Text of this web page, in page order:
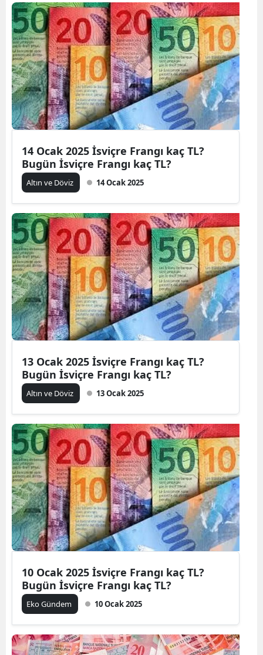
14 Ocak 2025 İsviçre Frangı kaç TL?
Bugün İsviçre Frangı kaç TL?
Altın ve Döviz 14 Ocak 2025
13 Ocak 2025 İsviçre Frangı kaç TL?
Bugün İsviçre Frangı kaç TL?
Altın ve Döviz 13 Ocak 2025
10 Ocak 2025 İsviçre Frangı kaç TL?
Bugün İsviçre Frangı kaç TL?
Eko Gündem 10 Ocak 2025